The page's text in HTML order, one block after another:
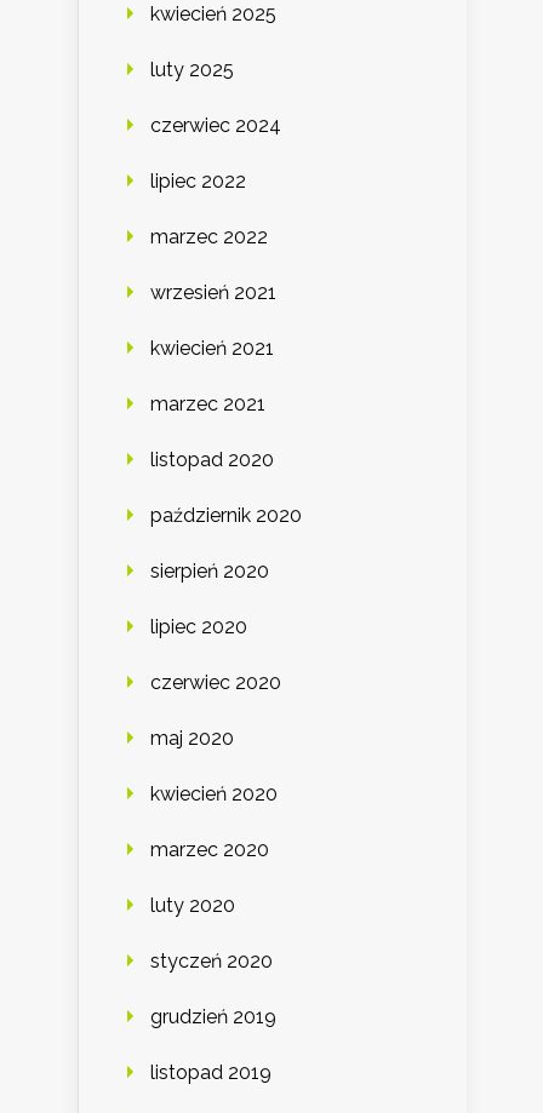
kwiecień 2025
luty 2025
czerwiec 2024
lipiec 2022
marzec 2022
wrzesień 2021
kwiecień 2021
marzec 2021
listopad 2020
październik 2020
sierpień 2020
lipiec 2020
czerwiec 2020
maj 2020
kwiecień 2020
marzec 2020
luty 2020
styczeń 2020
grudzień 2019
listopad 2019